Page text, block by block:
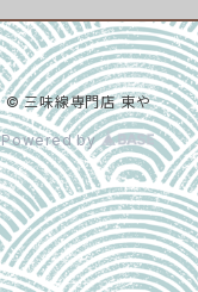
© 三味線専門店 東や
Powered by